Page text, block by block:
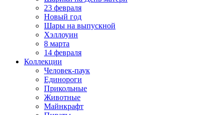
23 февраля
Новый год
Шары на выпускной
Хэллоуин
8 марта
14 февраля
Коллекции
Человек-паук
Единороги
Прикольные
Животные
Майнкрафт